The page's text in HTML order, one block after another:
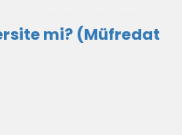
mi? (Müfredat